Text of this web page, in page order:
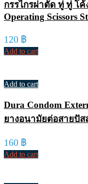
กรรไกรผ่าตัด ทู่ ทู่ โค้
Operating Scissors
120 ฿
Add to cart
Add to cart
Dura Condom
ยางอนามัยต่อสายปัส
160 ฿
Add to cart